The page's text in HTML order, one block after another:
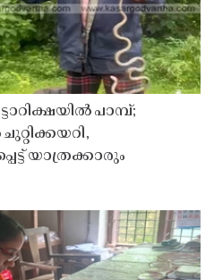
പാമ്പ്;
യാത്രക്കാരും